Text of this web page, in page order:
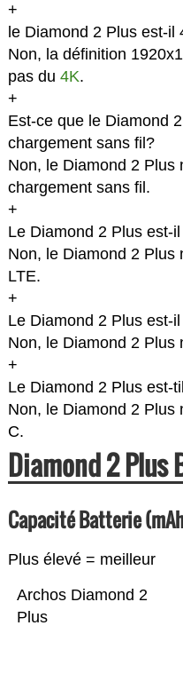
+
le Diamond 2 Plus est-il
Non, la définition
pas du 4K.
+
Est-ce que le Diamond
chargement sans fil?
Non, le Diamond 2 Plus
chargement sans fil.
+
Le Diamond 2 Plus est-
Non, le Diamond 2 Plus
LTE.
+
Le Diamond 2 Plus est-
Non, le Diamond 2 Plus
+
Le Diamond 2 Plus est-
Non, le Diamond 2 Plus
C.
Diamond 2 Plus
Capacité Batterie
Plus élevé = meilleur
Archos Diamond 2
Plus